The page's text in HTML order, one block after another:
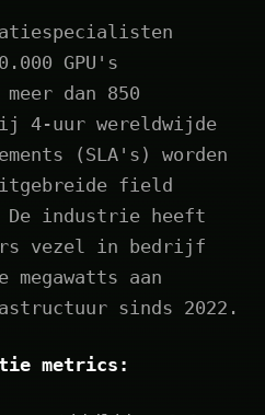
GPU's
dan 850
4-uur wereldwijde
(SLA's) worden
field
De industrie heeft
vezel in bedrijf
megawatts aan
sinds 2022.
metrics: